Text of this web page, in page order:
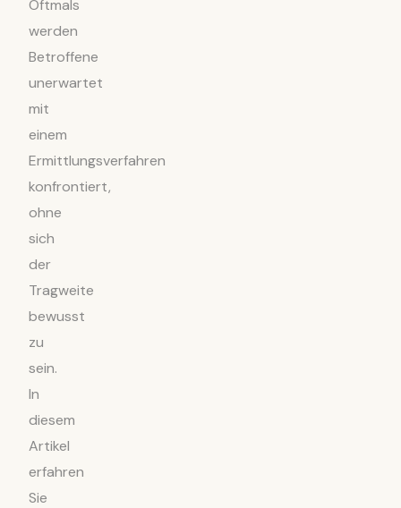
Oftmals
werden
Betroffene
unerwartet
mit
einem
Ermittlungsverfahren
konfrontiert,
ohne
sich
der
Tragweite
bewusst
zu
sein.
In
diesem
Artikel
erfahren
Sie